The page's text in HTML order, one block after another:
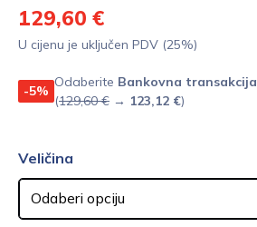
129,60 €
U cijenu je uključen PDV (25%)
-5%
Odaberite Bankovna transakcija
(129,60 € → 123,12 €)
Veličina